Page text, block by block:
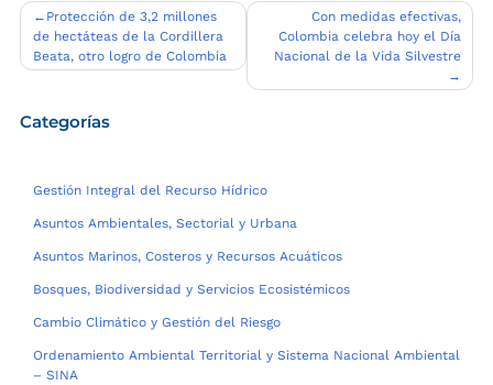
Navegación
de
entradas
Protección de 3,2 millones
de hectáteas de la Cordillera
Beata, otro logro de Colombia
Con medidas efectivas,
Colombia celebra hoy el Día
Nacional de la Vida Silvestre
Categorías
Gestión Integral del Recurso Hídrico
Asuntos Ambientales, Sectorial y Urbana
Asuntos Marinos, Costeros y Recursos Acuáticos
Bosques, Biodiversidad y Servicios Ecosistémicos
Cambio Climático y Gestión del Riesgo
Ordenamiento Ambiental Territorial y Sistema Nacional Ambiental
– SINA